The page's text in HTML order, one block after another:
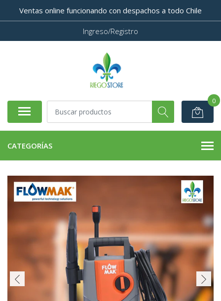
Ventas online funcionando con despachos a todo Chile
Ingreso/Registro
0
CATEGORÍAS